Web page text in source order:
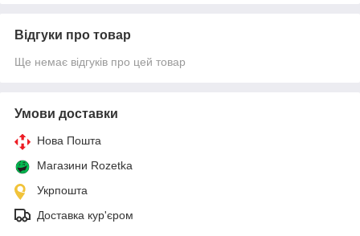
Відгуки про товар
Ще немає відгуків про цей товар
Умови доставки
Нова Пошта
Магазини Rozetka
Укрпошта
Доставка кур'єром